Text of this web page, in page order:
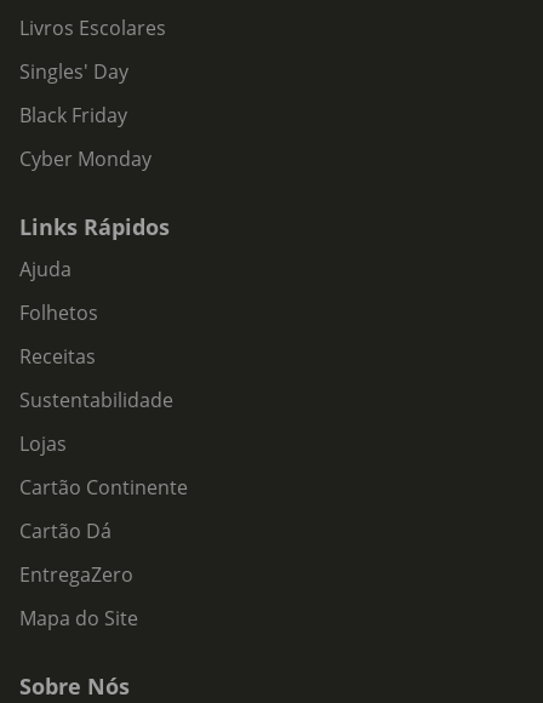
Livros Escolares
Singles' Day
Black Friday
Cyber Monday
Links Rápidos
Ajuda
Folhetos
Receitas
Sustentabilidade
Lojas
Cartão Continente
Cartão Dá
EntregaZero
Mapa do Site
Sobre Nós